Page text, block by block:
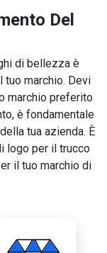
Del
di bellezza è
marchio. Devi
marchio preferito
è fondamentale
tua azienda. È
logo per il trucco
il tuo marchio di